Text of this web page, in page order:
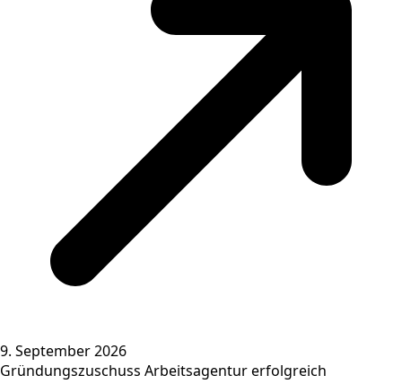
9. September 2026
Gründungszuschuss Arbeitsagentur erfolgreich